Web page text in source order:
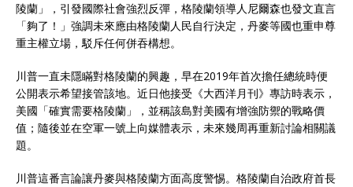
陵蘭」，引發國際社會強烈反彈，格陵蘭領導人尼爾森也發文直言
「夠了！」強調未來應由格陵蘭人民自行決定，丹麥等國也重申尊
重主權立場，駁斥任何併吞構想。
川普一直未隱瞞對格陵蘭的興趣，早在2019年首次擔任總統時便
公開表示希望接管該地。近日他接受《大西洋月刊》專訪時表示，
美國「確實需要格陵蘭」，並稱該島對美國有增強防禦的戰略價
值；隨後並在空軍一號上向媒體表示，未來幾周再重新討論相關議
題。
川普這番言論讓丹麥與格陵蘭方面高度警惕。格陵蘭自治政府首長